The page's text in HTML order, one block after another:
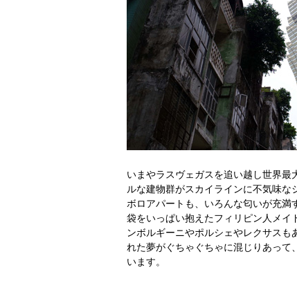
いまやラスヴェガスを追い越し世界
ルな建物群がスカイラインに不気味
ボロアパートも、いろんな匂いが充
袋をいっぱい抱えたフィリピン人メイ
ンボルギーニやポルシェやレクサス
れた夢がぐちゃぐちゃに混じりあっ
います。